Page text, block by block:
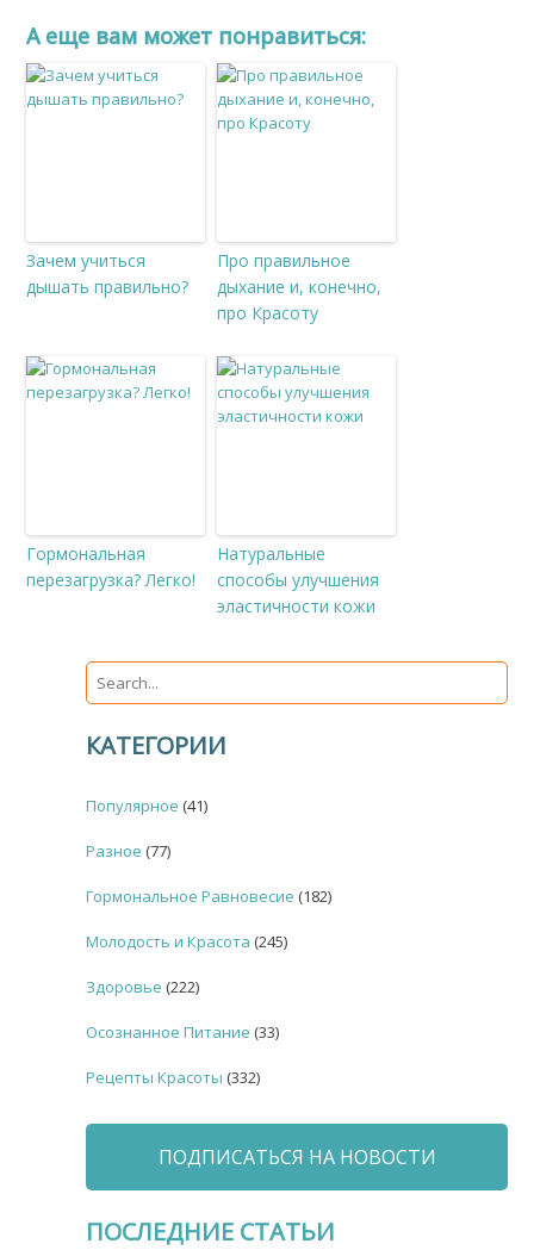
A еще вам может понравиться:
Зачем учиться
дышать правильно?
Про правильное
дыхание и, конечно,
про Красоту
Гормональная
перезагрузка? Легко!
Натуральные
способы улучшения
эластичности кожи
КАТЕГОРИИ
Популярное (41)
Разное (77)
Гормональное Равновесие (182)
Молодость и Красота (245)
Здоровье (222)
Осознанное Питание (33)
Рецепты Красоты (332)
ПОДПИСАТЬСЯ НА НОВОСТИ
ПОСЛЕДНИЕ СТАТЬИ